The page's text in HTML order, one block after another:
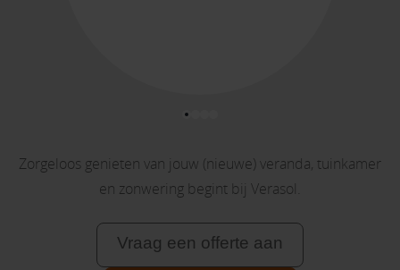
Zorgeloos genieten van jouw (nieuwe) veranda, tuinkamer
en zonwering begint bij Verasol.
Vraag een offerte aan